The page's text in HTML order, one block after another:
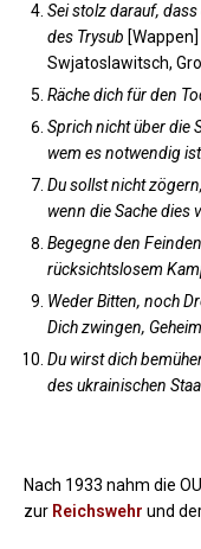
Sei stolz darauf,
des Trysub [Wappen]
Swjatoslawitsch,
Räche dich für den
Sprich nicht über die
wem es notwendig
Du sollst nicht
wenn die Sache dies
Begegne den
rücksichtslosem
Weder Bitten, noch
Dich zwingen,
Du wirst dich
des ukrainischen
Nach 1933 nahm die
zur Reichswehr und